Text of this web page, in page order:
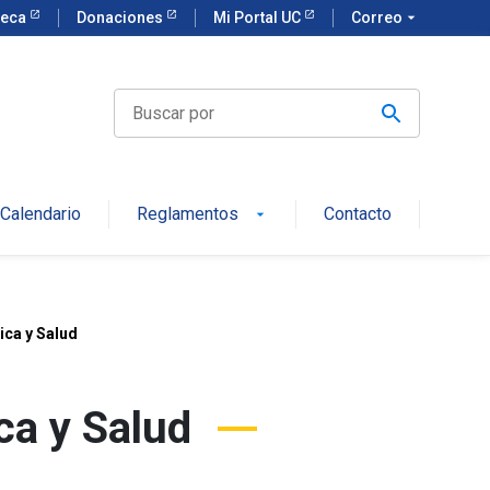
Donaciones Mi Portal UC Correo arrow_drop_down
Calendario Reglamentos arrow_drop_down Contacto
y Salud
y Salud